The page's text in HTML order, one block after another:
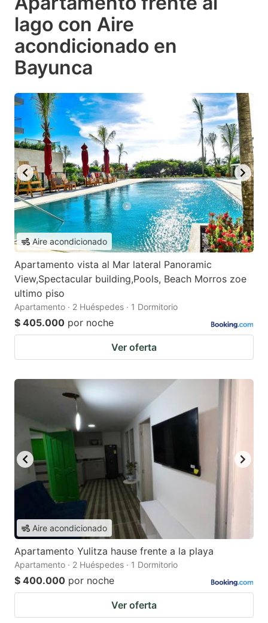
lago con Aire
acondicionado en
Bayunca
Aire acondicionado
Apartamento vista al Mar lateral Panoramic
View,Spectacular building,Pools, Beach Morros zoe
ultimo piso
Apartamento · 2 Huéspedes · 1 Dormitorio
$ 405.000 por noche
Ver oferta
Aire acondicionado
Apartamento Yulitza hause frente a la playa
Apartamento · 2 Huéspedes · 1 Dormitorio
$ 400.000 por noche
Ver oferta